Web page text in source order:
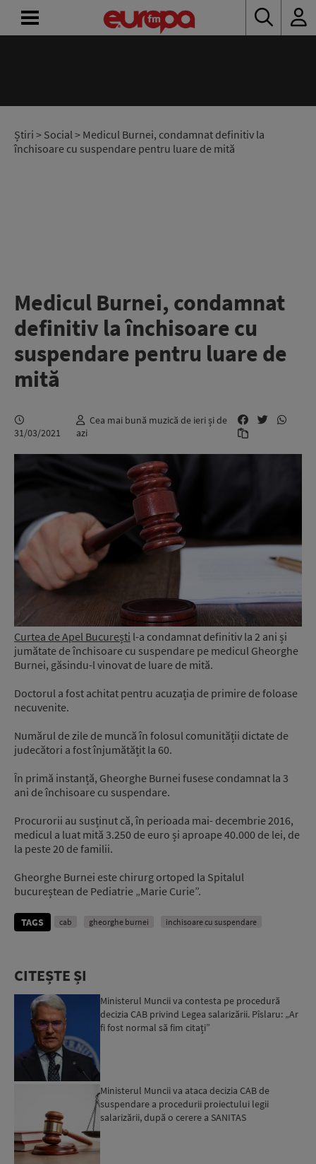
Știri > Social> Medicul Burnei, condamnat definitiv la
închisoare cu suspendare pentru luare de mită
Medicul Burnei, condamnat
definitiv la închisoare cu
suspendare pentru luare de
mită
31/03/2021
Cea mai bună muzică de ieri și de
azi
Curtea de Apel București l-a condamnat definitiv la 2 ani și
jumătate de închisoare cu suspendare pe medicul Gheorghe
Burnei, găsindu-l vinovat de luare de mită.
Doctorul a fost achitat pentru acuzația de primire de foloase
necuvenite.
Numărul de zile de muncă în folosul comunității dictate de
judecători a fost înjumătățit la 60.
În primă instanță, Gheorghe Burnei fusese condamnat la 3
ani de închisoare cu suspendare.
Procurorii au susținut că, în perioada mai- decembrie 2016,
medicul a luat mită 3.250 de euro și aproape 40.000 de lei, de
la peste 20 de familii.
Gheorghe Burnei este chirurg ortoped la Spitalul
bucureștean de Pediatrie „Marie Curie”.
TAGS cab gheorghe burnei inchisoare cu suspendare
CITEȘTE ȘI
Ministerul Muncii va contesta pe procedură
decizia CAB privind Legea salarizării. Pîslaru: „Ar
fi fost normal să fim citați”
Ministerul Muncii va ataca decizia CAB de
suspendare a procedurii proiectului legii
salarizării, după o cerere a SANITAS
RADIO